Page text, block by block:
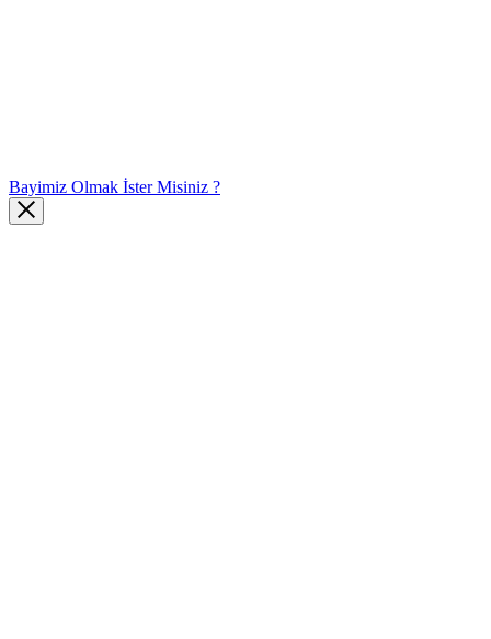
Bayimiz Olmak İster Misiniz ?